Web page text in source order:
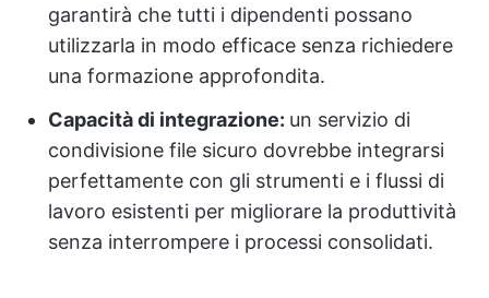
garantirà che tutti i dipendenti possano
utilizzarla in modo efficace senza richiedere
una formazione approfondita.
Capacità di integrazione: un servizio di
condivisione file sicuro dovrebbe integrarsi
perfettamente con gli strumenti e i flussi di
lavoro esistenti per migliorare la produttività
senza interrompere i processi consolidati.